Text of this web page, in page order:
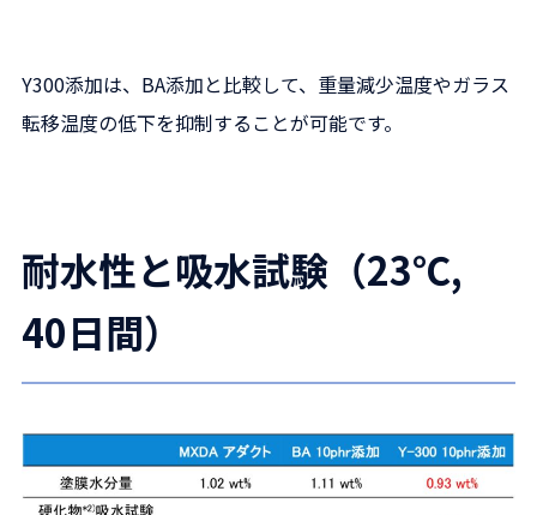
Y300添加は、BA添加と比較して、重量減少温度やガラス
転移温度の低下を抑制することが可能です。
耐水性と吸水試験（23℃,
40日間）